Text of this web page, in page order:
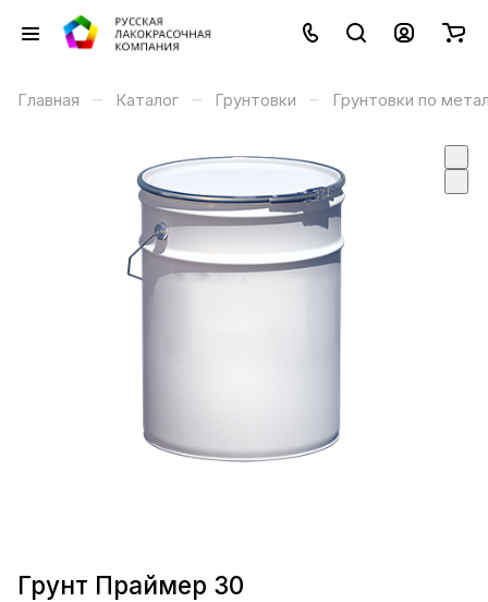
Главная – Каталог – Грунтовки – Грунтовки по
Грунт Праймер 30